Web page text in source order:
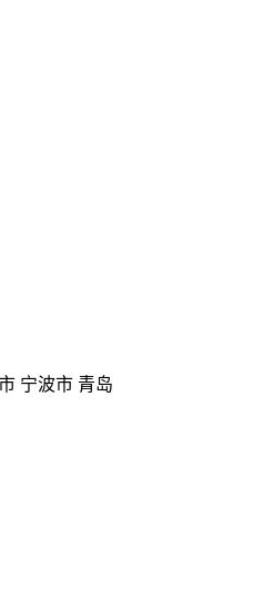
宁波市 青岛